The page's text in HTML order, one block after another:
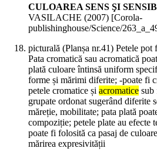
CULOAREA SENS ŞI
VASILACHE (2007) [Corola-
publishinghouse/Science/
picturală (Planșa nr.41) Petele pot
Pata cromatică sau acromatică
plată culoare întinsă uniform
forme și mărimi diferite; -poate fi
petele cromatice și acromatice sub
grupate ordonat sugerând diferite
măreție, mobilitate; pata plată
compoziție; petele plate au efecte
poate fi folosită ca pasaj de
mărirea expresivității